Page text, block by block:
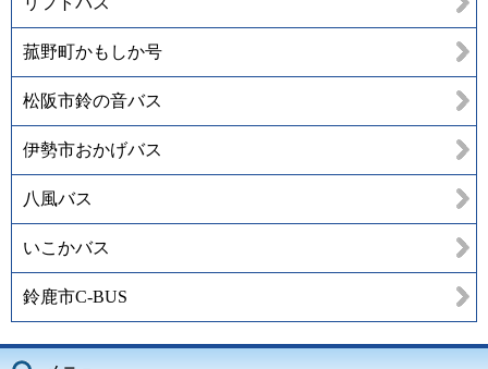
菰野町かもしか号
松阪市鈴の音バス
伊勢市おかげバス
八風バス
いこかバス
鈴鹿市C-BUS